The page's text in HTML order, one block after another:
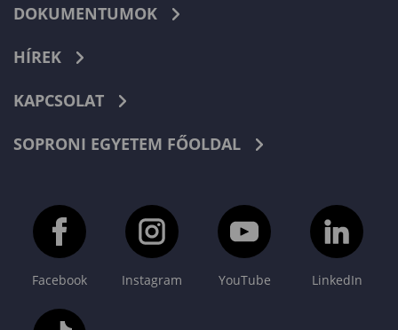
DOKUMENTUMOK
HÍREK
KAPCSOLAT
SOPRONI EGYETEM FŐOLDAL
Facebook Instagram YouTube LinkedIn